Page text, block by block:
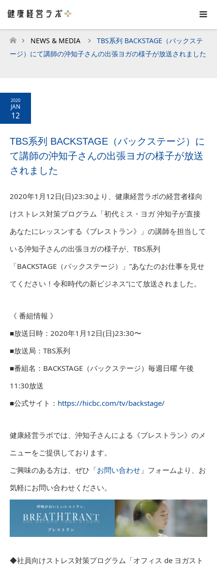
ホーム
NEWS & MEDIA
TBS系列 BACKSTAGE（バックステ
ージ）にて講師の沖知子さんの出張ヨガの様子が放送されました
2020
JAN
12
TBS系列 BACKSTAGE（バックステージ）に
て講師の沖知子さんの出張ヨガの様子が放送
されました
2020年1月12日(日)23:30より、健康経営ラボの経営者様向
けストレス対策プログラム「初代ミス・ヨガ 沖知子が直接
あなたにレッスンする《ブレストラン》」の講師を担当して
いる沖知子さんの出張ヨガの様子が、TBS系列
「BACKSTAGE（バックステージ）」”あなたのお仕事を見せ
てください！令和時代の新ビジネス”にて放送されました。
《 番組情報 》
■放送日時：2020年1月12日(日)23:30〜
■放送局：TBS系列
■番組名：BACKSTAGE（バックステージ）毎週日曜 午後
11:30放送
■公式サイト： https://hicbc.com/tv/backstage/
健康経営ラボでは、沖知子さんによる《ブレストラン》のメ
ニューをご提供しております。
ご興味のある方は、ぜひ「お問い合わせ 」フォームより、お
気軽にお問い合わせください。
◆社員向けストレス対策プログラム「オフィス de ヨガスト